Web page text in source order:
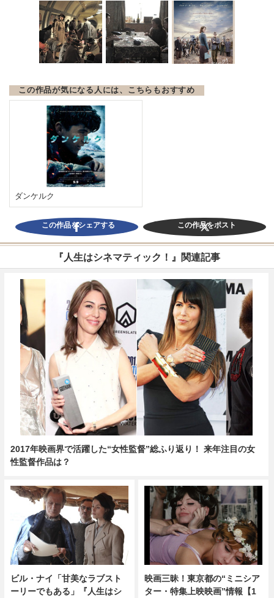
この作品が気になる人には、こちらもおすすめ
ダンケルク
この作品をシェアする この作品をポスト
『人生はシネマティック！』関連記事
2017年映画界で活躍した“女性監督”総ふり返り！ 来年注目の女
性監督作品は？
ビル・ナイ「甘美なラブスト
ーリーでもある」『人生はシ
映画三昧！東京都の“ミニシア
ター・特集上映映画”情報【1